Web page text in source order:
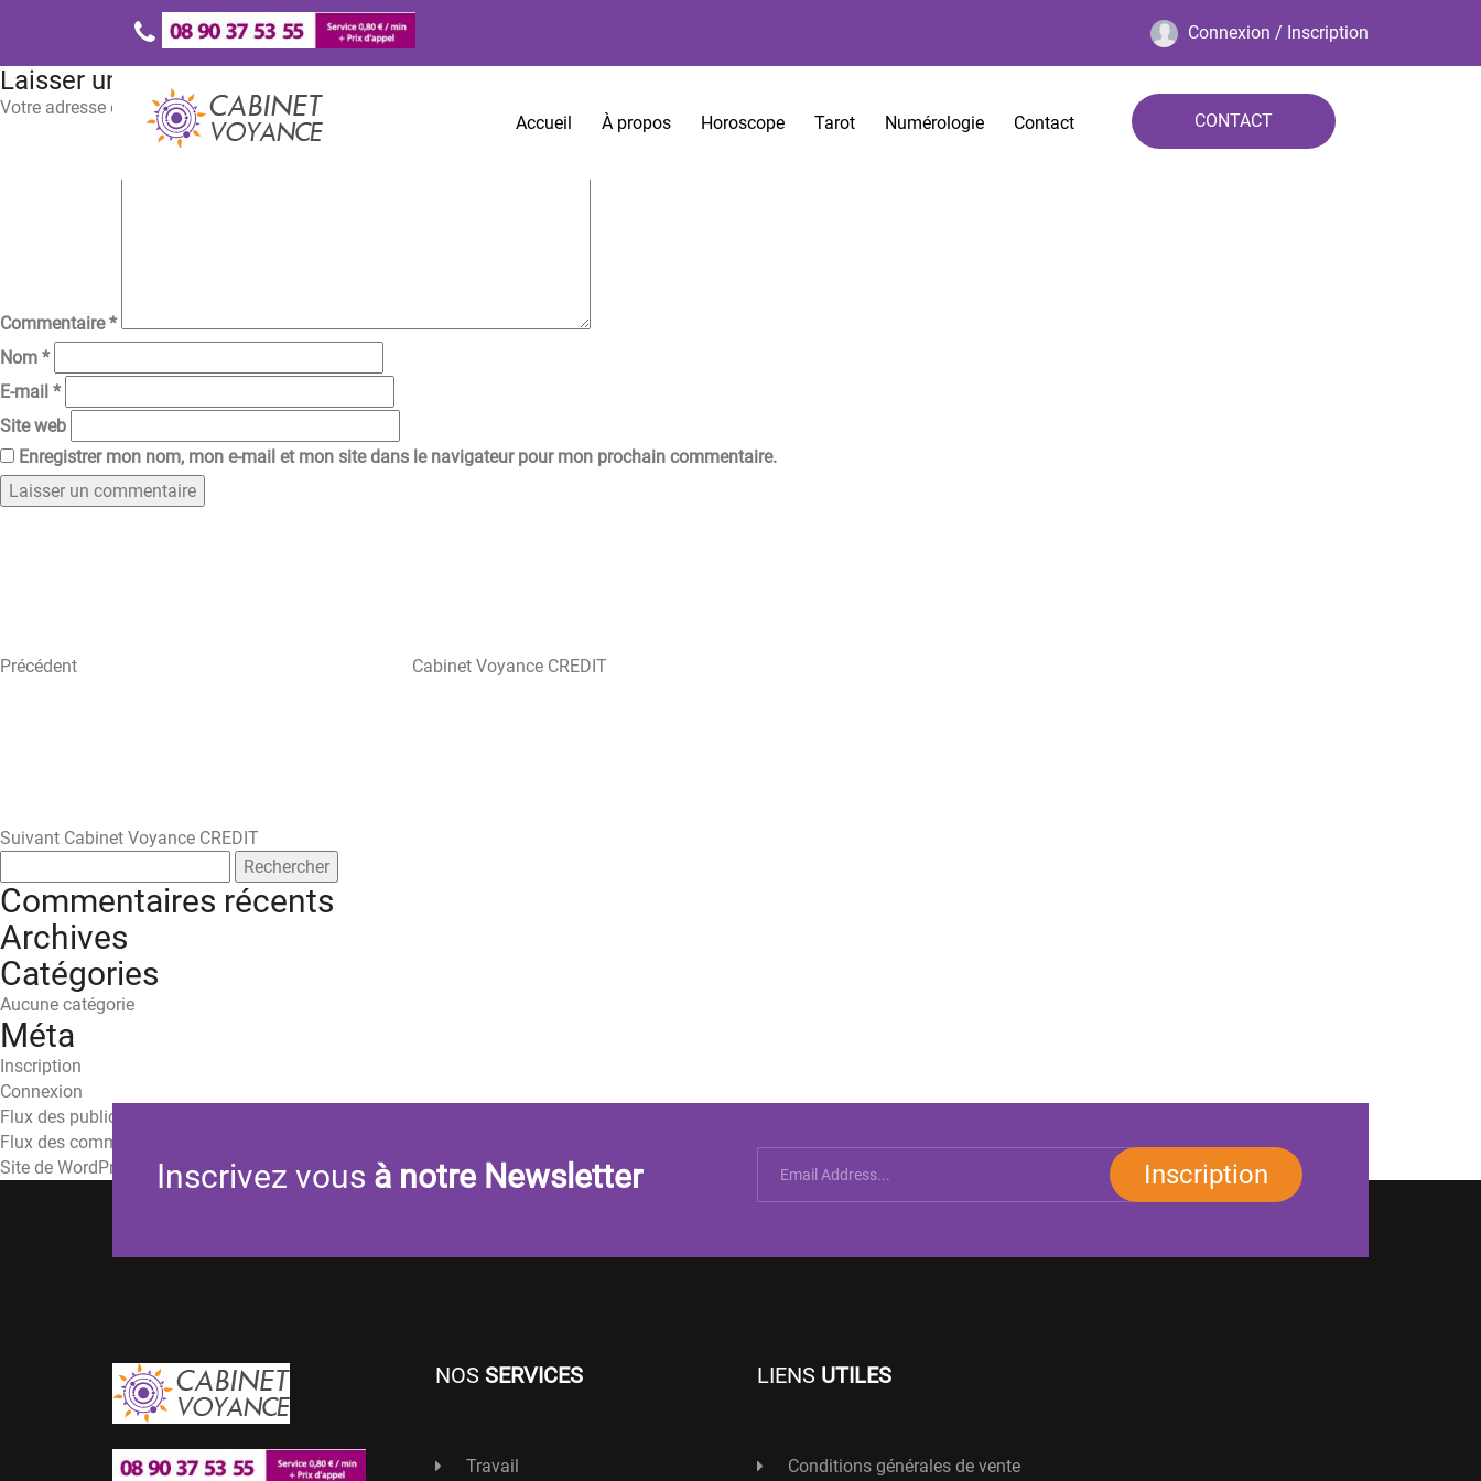
Connexion / Inscription
Accueil À propos Horoscope Tarot Numérologie Contact CONTACT
Laisser un commentaire
Votre adresse e-mail ne sera pas publiée. Les champs obligatoires sont indiqués avec
Commentaire*
Nom *
E-mail *
Site web
Enregistrer mon nom, mon e-mail et mon site dans le navigateur pour mon prochain commentaire.
Précédent
Cabinet Voyance CREDIT
Suivant Cabinet Voyance CREDIT
Commentaires récents
Archives
Catégories
Aucune catégorie
Méta
Inscription
Connexion
Flux des publications
Flux des commentaires
Site de WordPress-FRInscrivez vous à notre Newsletter Inscription
NOS SERVICES
Travail
LIENS UTILES
Conditions générales de vente